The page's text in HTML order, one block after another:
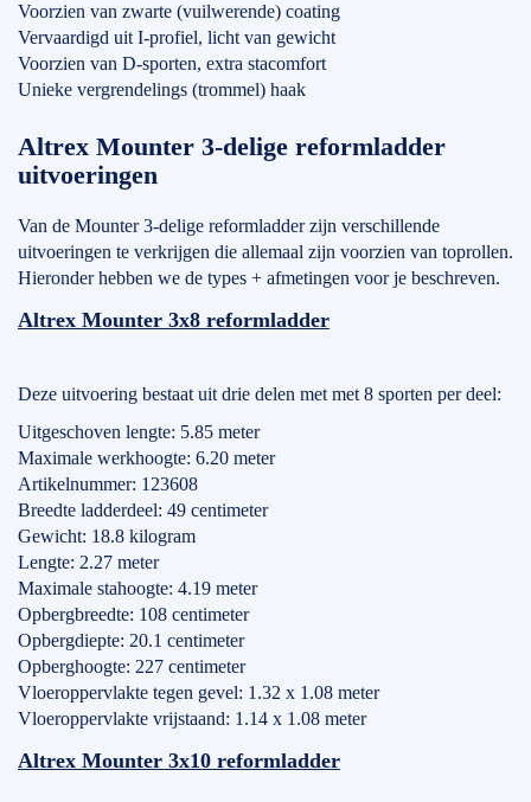
Voorzien van zwarte (vuilwerende) coating
Vervaardigd uit I-profiel, licht van gewicht
Voorzien van D-sporten, extra stacomfort
Unieke vergrendelings (trommel) haak
Altrex Mounter 3-delige reformladder
uitvoeringen
Van de Mounter 3-delige reformladder zijn verschillende
uitvoeringen te verkrijgen die allemaal zijn voorzien van toprollen.
Hieronder hebben we de types + afmetingen voor je beschreven.
Altrex Mounter 3x8 reformladder
Deze uitvoering bestaat uit drie delen met met 8 sporten per deel:
Uitgeschoven lengte: 5.85 meter
Maximale werkhoogte: 6.20 meter
Artikelnummer: 123608
Breedte ladderdeel: 49 centimeter
Gewicht: 18.8 kilogram
Lengte: 2.27 meter
Maximale stahoogte: 4.19 meter
Opbergbreedte: 108 centimeter
Opbergdiepte: 20.1 centimeter
Opberghoogte: 227 centimeter
Vloeroppervlakte tegen gevel: 1.32 x 1.08 meter
Vloeroppervlakte vrijstaand: 1.14 x 1.08 meter
Altrex Mounter 3x10 reformladder